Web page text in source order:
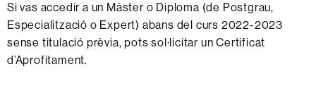
Si vas accedir a un Màster o Diploma (de Postgrau,
Especialització o Expert) abans del curs 2022-2023
sense titulació prèvia, pots sol·licitar un Certificat
d’Aprofitament.